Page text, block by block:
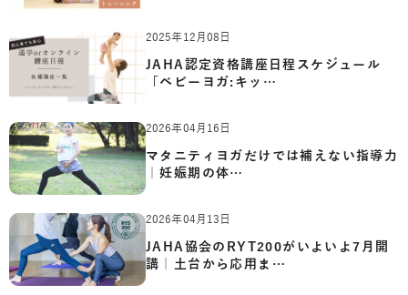
2025年12月08日
JAHA認定資格講座日程スケジュール
「ベビーヨガ:キッ…
2026年04月16日
マタニティヨガだけでは補えない指導力
｜妊娠期の体…
2026年04月13日
JAHA協会のRYT200がいよいよ7月開
講｜土台から応用ま…